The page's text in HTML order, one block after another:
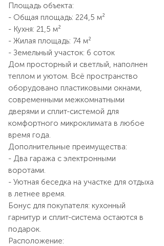
Площадь объекта:
- Общая площадь: 224,5 м²
- Кухня: 21,5 м²
- Жилая площадь: 74 м²
- Земельный участок: 6 соток
Дом просторный и светлый, наполнен
теплом и уютом. Всё пространство
оборудовано пластиковыми окнами,
современными межкомнатными
дверями и сплит-системой для
комфортного микроклимата в любое
время года.
Дополнительные преимущества:
- Два гаража с электронными
воротами.
- Уютная беседка на участке для отдыха
в летнее время.
Бонус для покупателя: кухонный
гарнитур и сплит-система остаются в
подарок.
Расположение: